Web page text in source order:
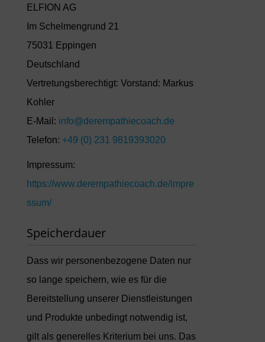
ELFION AG
Im Schelmengrund 21
75031 Eppingen
Deutschland
Vertretungsberechtigt: Vorstand: Markus
Kohler
E-Mail: info@derempathiecoach.de
Telefon: +49 (0) 231 9819393020
Impressum:
https://www.derempathiecoach.de/impre
ssum/
Speicherdauer
Dass wir personenbezogene Daten nur
so lange speichern, wie es für die
Bereitstellung unserer Dienstleistungen
und Produkte unbedingt notwendig ist,
gilt als generelles Kriterium bei uns. Das